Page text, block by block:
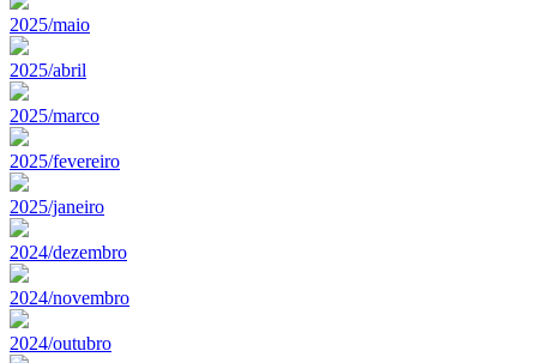
2025/maio
2025/abril
2025/marco
2025/fevereiro
2025/janeiro
2024/dezembro
2024/novembro
2024/outubro